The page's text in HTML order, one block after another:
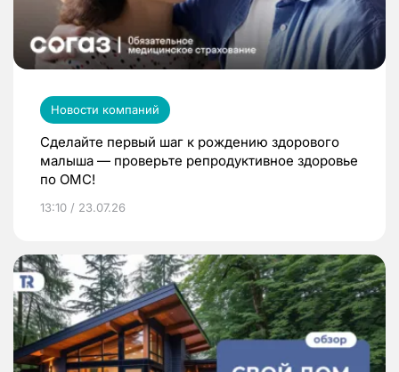
Новости компаний
Сделайте первый шаг к рождению здорового
малыша — проверьте репродуктивное здоровье
по ОМС!
13:10 / 23.07.26